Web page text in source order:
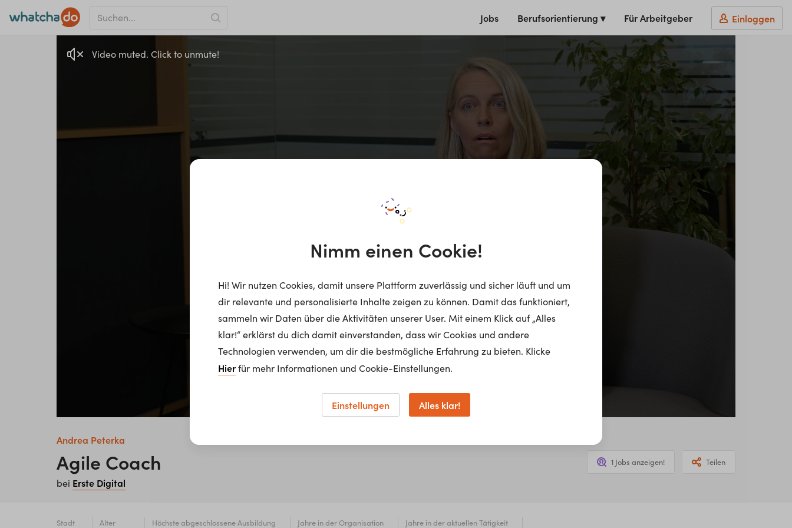
Jobs Berufsorientierung ▾ Für Arbeitgeber Einloggen
Video muted. Click to unmute!
Andrea Peterka
Agile Coach
bei Erste Digital
1 Jobs anzeigen! Teilen
Stadt Alter Höchste abgeschlossene Ausbildung Jahre in der Organisation Jahre in der aktuellen Tätigkeit
Nimm einen Cookie!
Hi! Wir nutzen Cookies, damit unsere Plattform zuverlässig und sicher läuft und um
dir relevante und personalisierte Inhalte zeigen zu können. Damit das funktioniert,
sammeln wir Daten über die Aktivitäten unserer User. Mit einem Klick auf „Alles
klar!“ erklärst du dich damit einverstanden, dass wir Cookies und andere
Technologien verwenden, um dir die bestmögliche Erfahrung zu bieten. Klicke
Hierfür mehr Informationen und Cookie-Einstellungen.
Einstellungen Alles klar!